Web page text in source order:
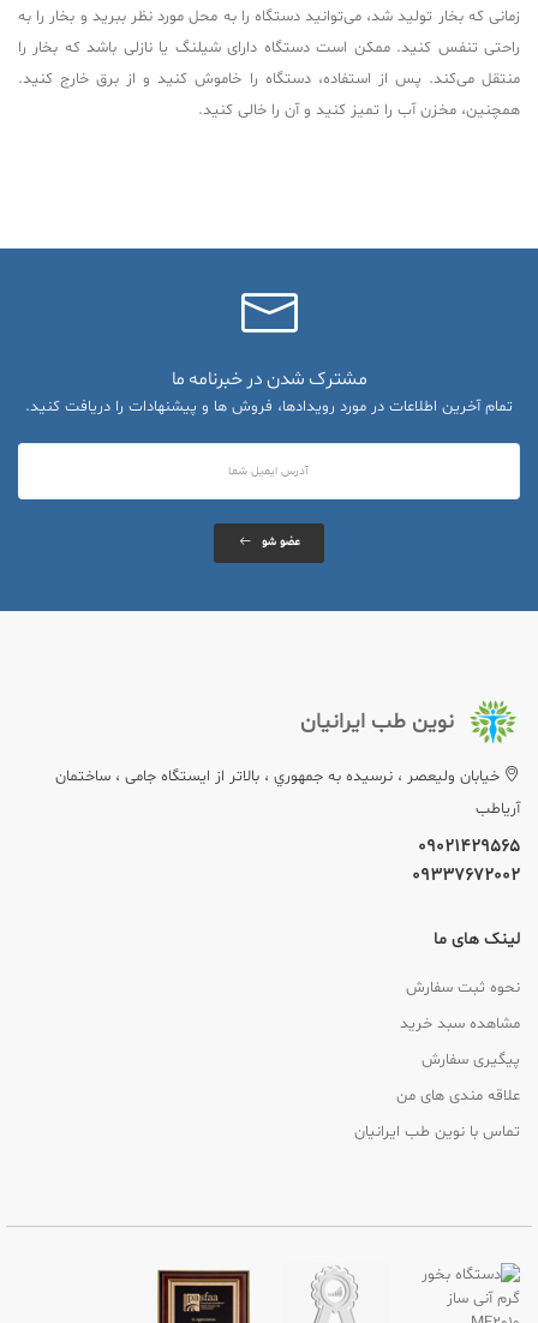
زمانی که بخار تولید شد، می‌توانید دستگاه را به محل مورد نظر ببرید و بخار را به
راحتی تنفس کنید. ممکن است دستگاه دارای شیلنگ یا نازلی باشد که بخار را
منتقل می‌کند. پس از استفاده، دستگاه را خاموش کنید و از برق خارج کنید.
همچنین، مخزن آب را تمیز کنید و آن را خالی کنید.
مشترک شدن در خبرنامه ما
تمام آخرین اطلاعات در مورد رویدادها، فروش ها و پیشنهادات را دریافت کنید.
عضو شو
نوین طب ایرانیان
خيابان وليعصر ، نرسيده به جمهوري ، بالاتر از ایستگاه جامی ، ساختمان
آریاطب
09021429565
09337672002
لینک های ما
نحوه ثبت سفارش
مشاهده سبد خرید
پیگیری سفارش
علاقه مندی های من
تماس با نوین طب ایرانیان